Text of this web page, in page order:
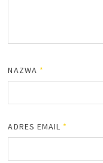
NAZWA *
ADRES EMAIL *